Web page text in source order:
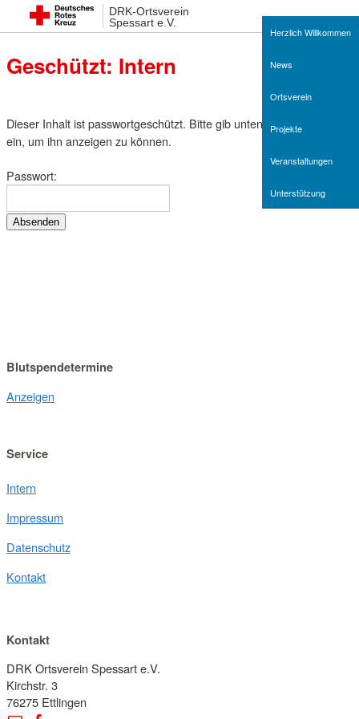
DRK-Ortsverein
Spessart e.V.
Herzlich Willkommen
News
Ortsverein
Projekte
Veranstaltungen
Unterstützung
Geschützt: Intern
Dieser Inhalt ist passwortgeschützt. Bitte gib unten das Passwort
ein, um ihn anzeigen zu können.
Passwort:
Blutspendetermine
Anzeigen
Service
Intern
Impressum
Datenschutz
Kontakt
Kontakt
DRK Ortsverein Spessart e.V.
Kirchstr. 3
76275 Ettlingen